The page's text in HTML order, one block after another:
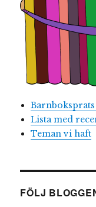
Lista med
Teman vi haft
FÖLJ